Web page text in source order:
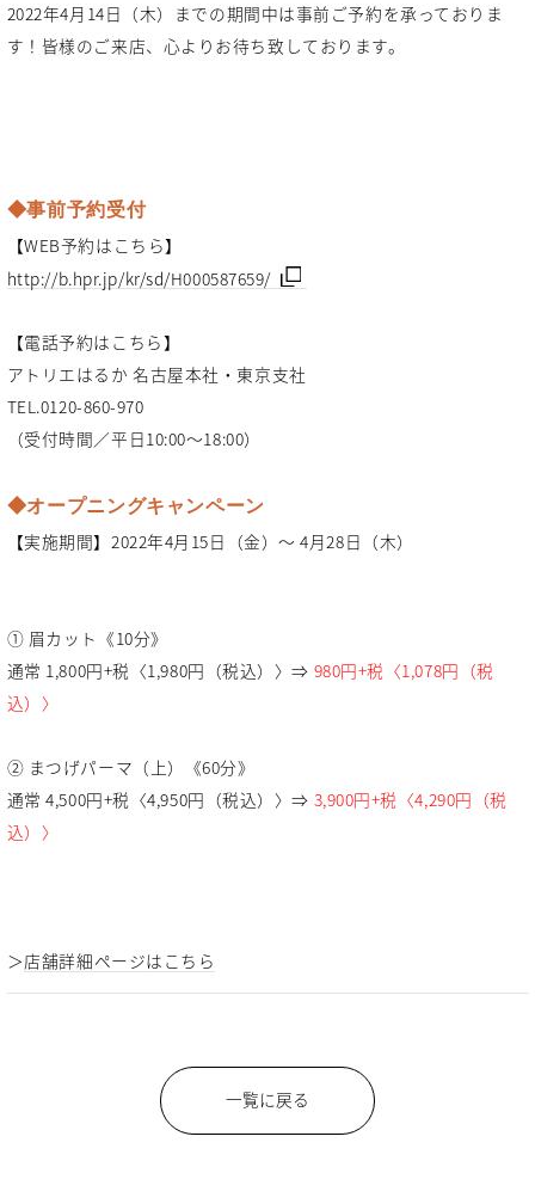
2022年4月14日（木）までの期間中は事前ご予約を承っておりま
す！皆様のご来店、心よりお待ち致しております。
◆事前予約受付
【WEB予約はこちら】
http://b.hpr.jp/kr/sd/H000587659/
【電話予約はこちら】
アトリエはるか 名古屋本社・東京支社
TEL.0120-860-970
（受付時間／平日10:00～18:00）
◆オープニングキャンペーン
【実施期間】2022年4月15日（金）～ 4月28日（木）
① 眉カット《10分》
通常 1,800円+税〈1,980円（税込）〉⇒ 980円+税〈1,078円（税
込）〉
② まつげパーマ（上）《60分》
通常 4,500円+税〈4,950円（税込）〉⇒ 3,900円+税〈4,290円（税
込）〉
＞店舗詳細ページはこちら
一覧に戻る